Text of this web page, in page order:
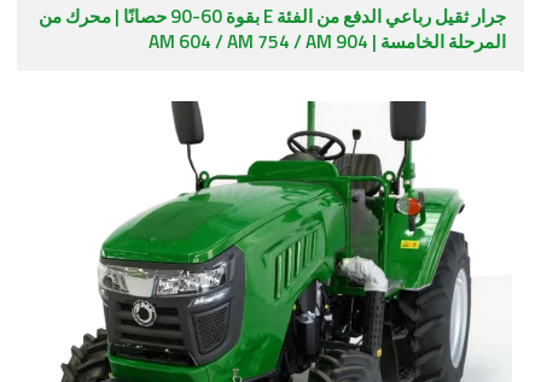
جرار ثقيل رباعي الدفع من الفئة E بقوة 60-90 حصانًا | محرك من
المرحلة الخامسة | AM 604 / AM 754 / AM 904